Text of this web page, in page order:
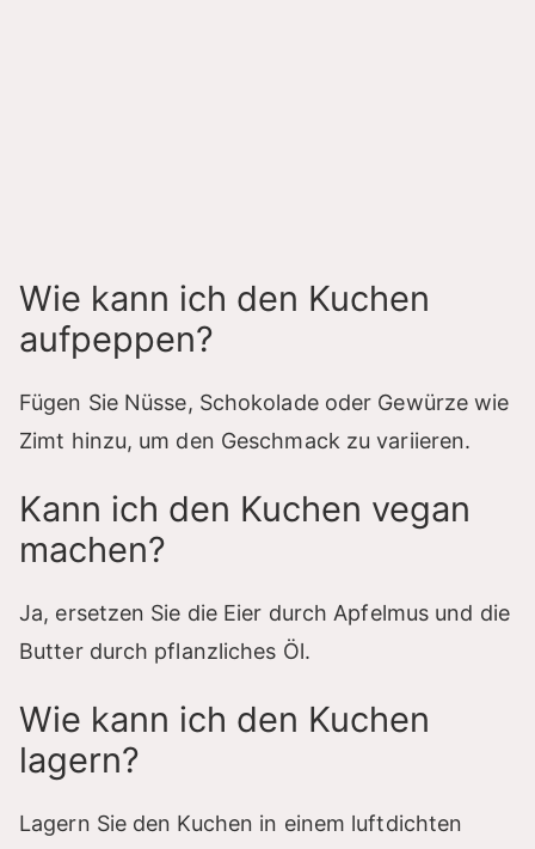
Wie kann ich den Kuchen
aufpeppen?
Fügen Sie Nüsse, Schokolade oder Gewürze wie
Zimt hinzu, um den Geschmack zu variieren.
Kann ich den Kuchen vegan
machen?
Ja, ersetzen Sie die Eier durch Apfelmus und die
Butter durch pflanzliches Öl.
Wie kann ich den Kuchen
lagern?
Lagern Sie den Kuchen in einem luftdichten